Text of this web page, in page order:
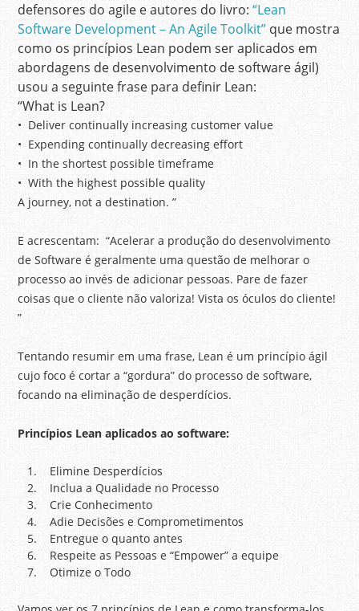
defensores do agile e autores do livro:“Lean
Software Development – An Agile Toolkit” que mostra
como os princípios Lean podem ser aplicados em
abordagens de desenvolvimento de software ágil)
usou a seguinte frase para definir Lean:
“What is Lean?
• Deliver continually increasing customer value
• Expending continually decreasing effort
• In the shortest possible timeframe
• With the highest possible quality
A journey, not a destination. ”
E acrescentam: “Acelerar a produção do desenvolvimento
de Software é geralmente uma questão de melhorar o
processo ao invés de adicionar pessoas. Pare de fazer
coisas que o cliente não valoriza! Vista os óculos do cliente!
”
Tentando resumir em uma frase, Lean é um princípio ágil
cujo foco é cortar a “gordura” do processo de software,
focando na eliminação de desperdícios.
Princípios Lean aplicados ao software:
Elimine Desperdícios
Inclua a Qualidade no Processo
Crie Conhecimento
Adie Decisões e Comprometimentos
Entregue o quanto antes
Respeite as Pessoas e “Empower” a equipe
Otimize o Todo